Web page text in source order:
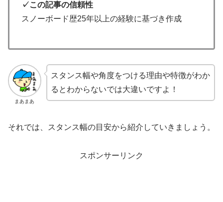
✓この記事の信頼性
スノーボード歴25年以上の経験に基づき作成
まあまあ
スタンス幅や角度をつける理由や特徴がわか
るとわからないでは大違いですよ！
それでは、スタンス幅の目安から紹介していきましょう。
スポンサーリンク